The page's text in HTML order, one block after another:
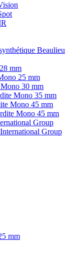
Beaulieu
mm
25 mm
30 mm
Mono 35 mm
Mono 45 mm
Mono 45 mm
Group
Group
mm